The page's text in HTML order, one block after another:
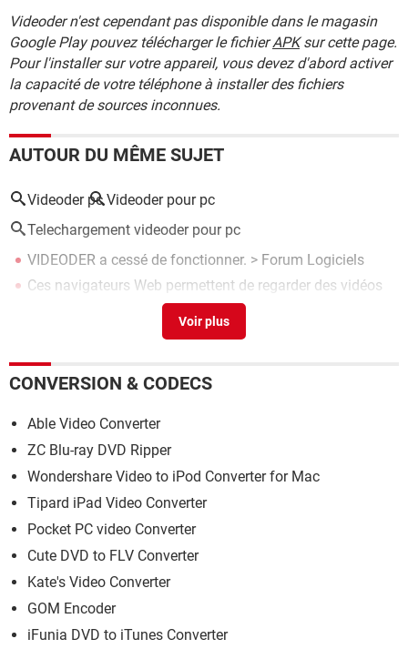
Videoder n'est cependant pas disponible dans le magasin
Google Play pouvez télécharger le fichierAPKsur cette page.
Pour l'installer sur votre appareil, vous devez d'abord activer
la capacité de votre téléphone à installer des fichiers
provenant de sources inconnues.
AUTOUR DU MÊME SUJET
Videoder pc Videoder pour pc
Telechargement videoder pour pc
VIDEODER a cessé de fonctionner. > Forum Logiciels
Ces navigateurs Web permettent de regarder des vidéos
YouTube sans publicité> Guide
CONVERSION & CODECS
Able Video Converter
ZC Blu-ray DVD Ripper
Wondershare Video to iPod Converter for Mac
Tipard iPad Video Converter
Pocket PC video Converter
Cute DVD to FLV Converter
Kate's Video Converter
GOM Encoder
iFunia DVD to iTunes Converter